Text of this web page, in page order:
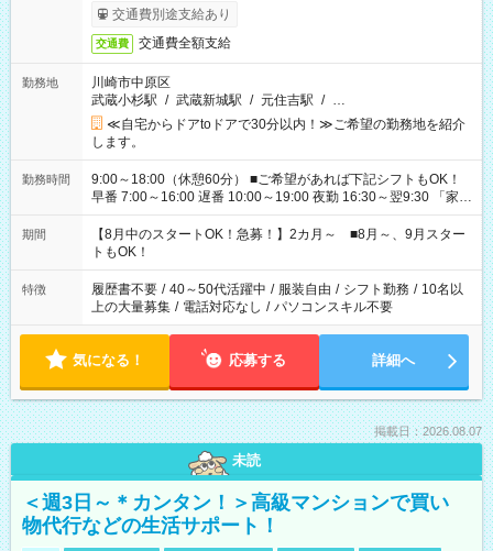
交通費別途支給あり
交通費 交通費全額支給
勤務地
川崎市中原区
武蔵小杉駅 / 武蔵新城駅 / 元住吉駅 / …
≪自宅からドアtoドアで30分以内！≫ご希望の勤務地を紹介
します。
勤務時間
9:00～18:00（休憩60分） ■ご希望があれば下記シフトもOK！
早番 7:00～16:00 遅番 10:00～19:00 夜勤 16:30～翌9:30 「家族
と休みを合わせたい」 「余裕を持って夕飯の準備がしたい」
「できれば残業はしたくない」 など、ご希望を教えてください
ね。 ※Wワーク希望の方へ 今ご覧のお仕事で希望する勤務時間
と、もう1つのお仕事の勤務時間。 合計で週40時間を超える場
合は応募できません。
期間
【8月中のスタートOK！急募！】2カ月～ ■8月～、9月スター
トもOK！
特徴 履歴書不要 / 40～50代活躍中 / 服装自由 / シフト勤務 / 10名以
上の大量募集 / 電話対応なし / パソコンスキル不要
気になる！ 応募する 詳細へ
掲載日：2026.08.07
未読
＜週3日～＊カンタン！＞高級マンションで買い
物代行などの生活サポート！